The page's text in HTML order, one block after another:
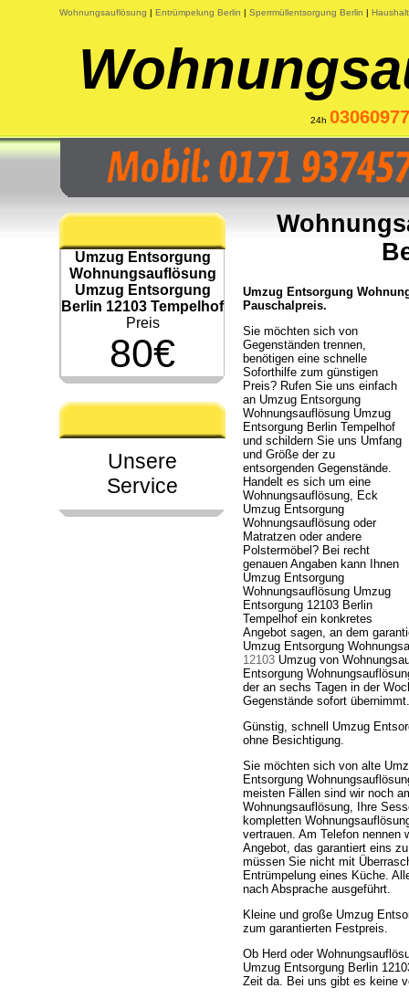
Wohnungsauflösung | Entrümpelung Berlin | Sperrmüllentsorgung Berlin |
24h
Umzug Entsorgung
Wohnungsauflösung
Umzug Entsorgung
Berlin 12103 Tempelhof
Preis
80€
Unsere
Service
Umzug Entsorgung
Pauschalpreis.
Sie möchten sich von
Gegenständen trennen,
benötigen eine schnelle
Soforthilfe zum günstigen
Preis? Rufen Sie uns einfach
an Umzug Entsorgung
Wohnungsauflösung Umzug
Entsorgung Berlin Tempelhof
und schildern Sie uns Umfang
und Größe der zu
entsorgenden Gegenstände.
Handelt es sich um eine
Wohnungsauflösung, Eck
Umzug Entsorgung
Wohnungsauflösung oder
Matratzen oder andere
Polstermöbel? Bei recht
genauen Angaben kann Ihnen
Umzug Entsorgung
Wohnungsauflösung Umzug
Entsorgung 12103 Berlin
Tempelhof ein konkretes
Angebot sagen, an dem
Umzug Entsorgung
12103 Umzug von
Entsorgung
der an sechs Tagen in der
Gegenstände sofort übernimmt.
Günstig, schnell Umzug
ohne Besichtigung.
Sie möchten sich von alte
Entsorgung
meisten Fällen sind wir noch
Wohnungsauflösung, Ihre
kompletten
vertrauen. Am Telefon nennen
Angebot, das garantiert eins
müssen Sie nicht mit
Entrümpelung eines Küche.
nach Absprache ausgeführt.
Kleine und große Umzug
zum garantierten Festpreis.
Ob Herd oder
Umzug Entsorgung Berlin
Zeit da. Bei uns gibt es keine